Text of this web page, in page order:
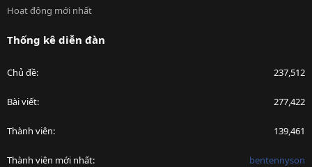
Hoạt động mới nhất
Thống kê diễn đàn
Chủ đề 237,512
Bài viết 277,422
Thành viên 139,461
Thành viên mới nhất bentennyson